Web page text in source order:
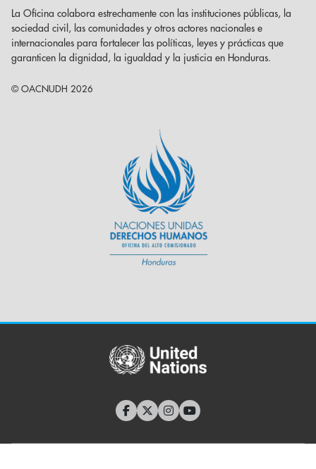
La Oficina colabora estrechamente con las instituciones públicas, la
sociedad civil, las comunidades y otros actores nacionales e
internacionales para fortalecer las políticas, leyes y prácticas que
garanticen la dignidad, la igualdad y la justicia en Honduras.
© OACNUDH 2026